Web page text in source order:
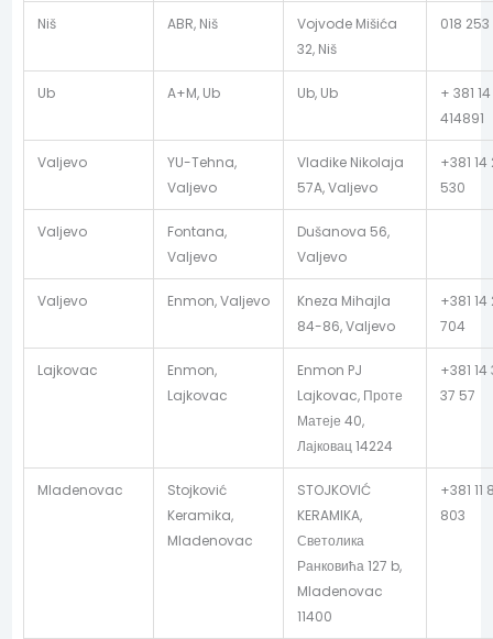
Niš ABR, Niš
Vojvode Mišića
32, Niš
018
Ub A+M, Ub Ub, Ub
+ 381 14
414891
Valjevo
YU-Tehna,
Valjevo
Vladike Nikolaja
57A, Valjevo
+381 14
530
Valjevo
Fontana,
Valjevo
Dušanova 56,
Valjevo
Valjevo Enmon, Valjevo
Kneza Mihajla
84-86, Valjevo
+381 14
704
Lajkovac
Enmon,
Lajkovac
Enmon PJ
Lajkovac, Проте
Матеје 40,
Лајковац 14224
+381 14
37 57
Mladenovac
Stojković
Keramika,
Mladenovac
STOJKOVIĆ
KERAMIKA,
Светолика
Ранковића 127 b,
Mladenovac
11400
+381 11
803